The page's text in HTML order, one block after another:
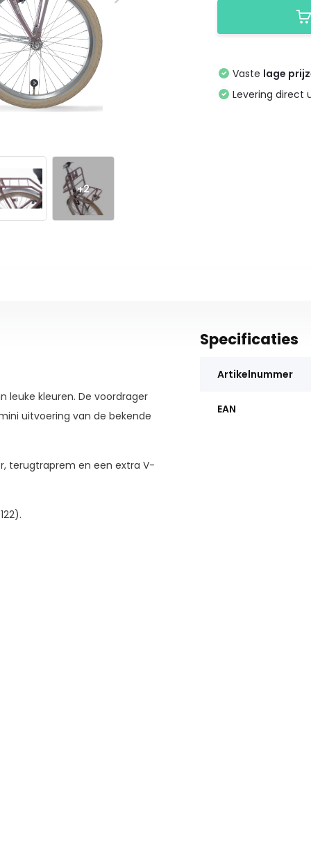
+2
Vaste lage
Levering direct
leuke kleuren. De voordrager
uitvoering van de bekende
terugtraprem en een extra V-
Specificaties
Artikelnummer
EAN